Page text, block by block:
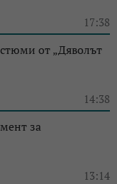
17:38
от „Дяволът
14:38
за
13:14